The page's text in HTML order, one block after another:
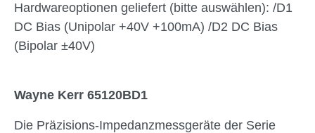
Hardwareoptionen geliefert (bitte auswählen): /D1
DC Bias (Unipolar +40V +100mA) /D2 DC Bias
(Bipolar ±40V)
Wayne Kerr 65120BD1
Die Präzisions-Impedanzmessgeräte der Serie